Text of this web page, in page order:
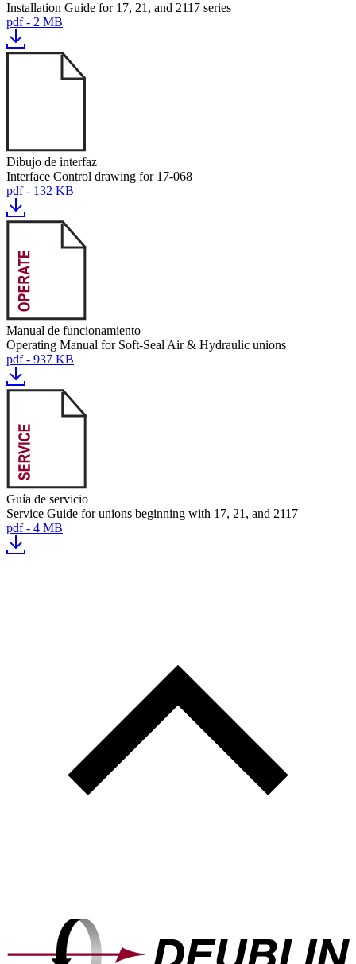
Installation Guide for 17, 21, and 2117 series
pdf - 2 MB
Dibujo de interfaz
Interface Control drawing for 17-068
pdf - 132 KB
Manual de funcionamiento
Operating Manual for Soft-Seal Air & Hydraulic unions
pdf - 937 KB
Guía de servicio
Service Guide for unions beginning with 17, 21, and 2117
pdf - 4 MB